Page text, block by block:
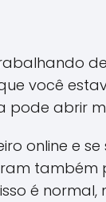
você
pode abrir
online e
é normal,